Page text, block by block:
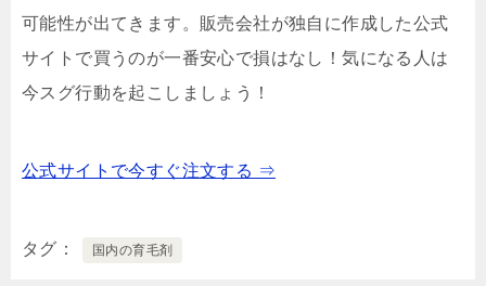
可能性が出てきます。 販売会社が独自に作成した公式
サイトで買うのが一番安心で損はなし！気になる人は
今スグ行動を起こしましょう！
公式サイトで今すぐ注文する ⇒
タグ 国内の育毛剤